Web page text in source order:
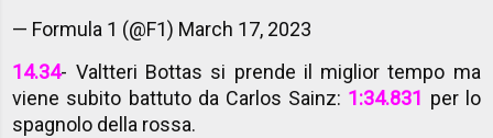
— Formula 1 (@F1) March 17, 2023
14.34- Valtteri Bottas si prende il miglior tempo ma
viene subito battuto da Carlos Sainz: 1:34.831 per lo
spagnolo della rossa.